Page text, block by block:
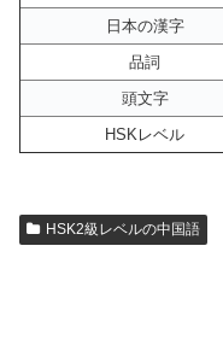
日本の漢字
品詞
頭文字
HSKレベル
HSK2級レベルの中国語